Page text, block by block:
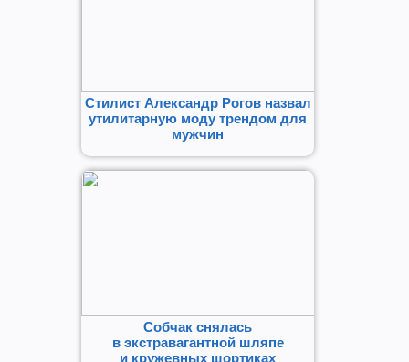
Стилист Александр Рогов назвал
утилитарную моду трендом для
мужчин
Собчак снялась
в экстравагантной шляпе
и кружевных шортиках